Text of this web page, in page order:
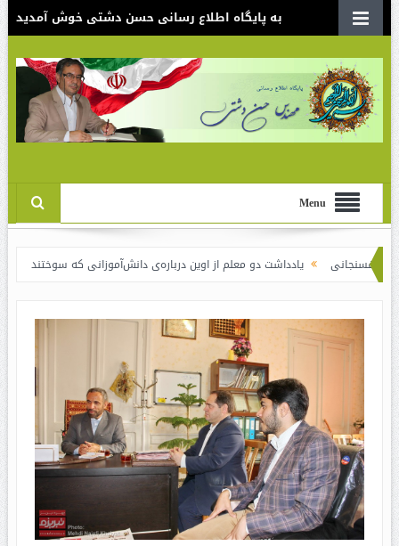
به پایگاه اطلاع رسانی حسن دشتی خوش آمدید
Menu
یادداشت دو معلم از اوین درباره‌ی دانش‌آموزانی که سوختند نقدی بر سند الگوی